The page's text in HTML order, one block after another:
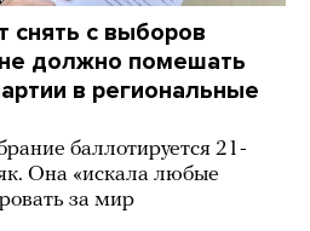
снять с выборов
должно помешать
в региональные
баллотируется 21-
Она «искала любые
за мир